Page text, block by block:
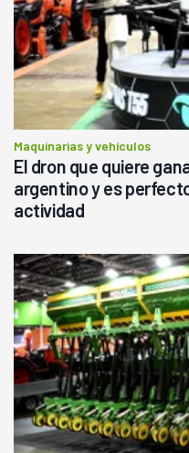
Maquinarias y vehículos
El dron que quiere
argentino y es
actividad